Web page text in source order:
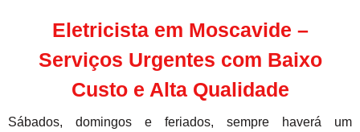
Eletricista em Moscavide –
Serviços Urgentes com Baixo
Custo e Alta Qualidade
Sábados, domingos e feriados, sempre haverá um